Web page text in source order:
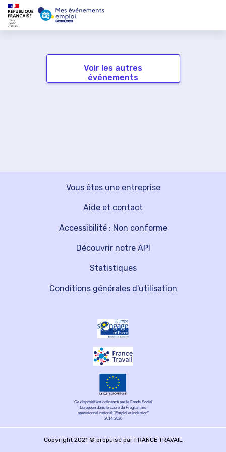
Voir les autres
événements
Vous êtes une entreprise
Découvrir notre API
Aide et contact
Statistiques
Accessibilité : Non conforme
Conditions générales d'utilisation
Ce dispositif est cofinancé par le Fonds Social
Européen dans le cadre du Programme
opérationnel national "Emploi et inclusion"
2014-2020
Copyright 2021 © propulsé par FRANCE TRAVAIL